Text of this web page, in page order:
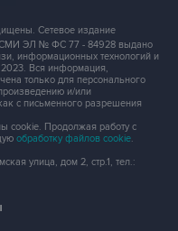
Сетевое издание
СМИ ЭЛ № ФС 77 - 84928 выдано
информационных технологий и
Вся информация,
только для персонального
и/или
с письменного разрешения
cookie. Продолжая работу с
обработку файлов cookie.
улица, дом 2, стр.1, тел.: